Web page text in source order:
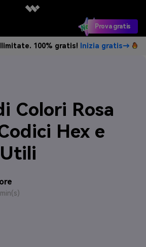
Prova gratis
100% gratis! Inizia gratis→
Colori Rosa
Hex e